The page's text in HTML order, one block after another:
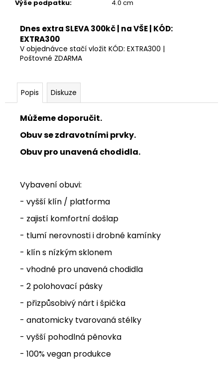
Výše podpatku: 4.0 cm
Dnes extra SLEVA 300kč | na VŠE | KÓD:
EXTRA300
V objednávce stačí vložit KÓD: EXTRA300 |
Poštovné ZDARMA
Popis Diskuze
Můžeme doporučit.
Obuv se zdravotními prvky.
Obuv pro unavená chodidla.
Vybavení obuvi:
- vyšší klín / platforma
- zajistí komfortní došlap
- tlumí nerovnosti i drobné kamínky
- klín s nízkým sklonem
- vhodné pro unavená chodidla
- 2 polohovací pásky
- přizpůsobivý nárt i špička
- anatomicky tvarovaná stélky
- vyšší pohodlná pěnovka
- 100% vegan produkce